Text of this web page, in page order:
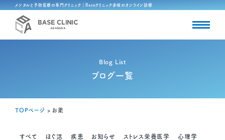
メンタルと予防医療の専門クリニック｜Baseクリニック赤坂のオンライン診療
Blog List
ブログ一覧
TOPページ > お薬
すべて ほぐ活 疾患 お知らせ ストレス栄養医学 心理学